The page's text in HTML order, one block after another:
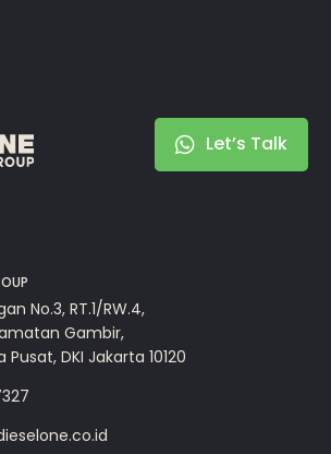
Let’s Talk
No.3, RT.1/RW.4,
Gambir,
DKI Jakarta 10120